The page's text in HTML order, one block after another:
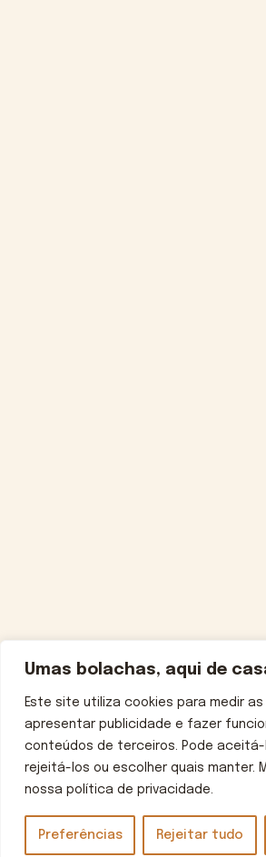
Umas bolachas, aqui de
Este site utiliza cookies para medir
apresentar publicidade e fazer
conteúdos de terceiros. Pode
rejeitá-los ou escolher quais manter.
nossa política de privacidade.
Preferências Rejeitar tudo